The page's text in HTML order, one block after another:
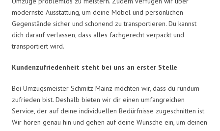
modernste Ausstattung, um deine Möbel und persönlichen
Gegenstände sicher und schonend zu transportieren. Du kannst
dich darauf verlassen, dass alles fachgerecht verpackt und
transportiert wird.
Kundenzufriedenheit steht bei uns an erster Stelle
Bei Umzugsmeister Schmitz Mainz möchten wir, dass du rundum
zufrieden bist. Deshalb bieten wir dir einen umfangreichen
Service, der auf deine individuellen Bedürfnisse zugeschnitten ist.
Wir hören genau hin und gehen auf deine Wünsche ein, um deinen